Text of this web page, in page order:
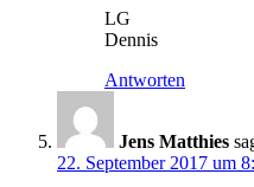
LG
Dennis
Antworten
Jens Matthies
22. September 2017 um